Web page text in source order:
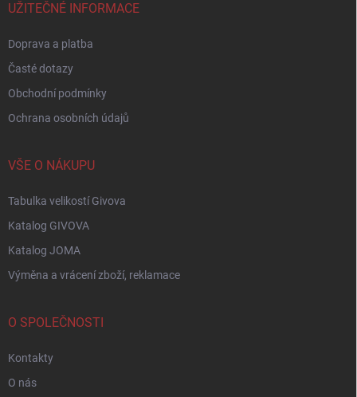
UŽITEČNÉ INFORMACE
Doprava a platba
Časté dotazy
Obchodní podmínky
Ochrana osobních údajů
VŠE O NÁKUPU
Tabulka velikostí Givova
Katalog GIVOVA
Katalog JOMA
Výměna a vrácení zboží, reklamace
O SPOLEČNOSTI
Kontakty
O nás